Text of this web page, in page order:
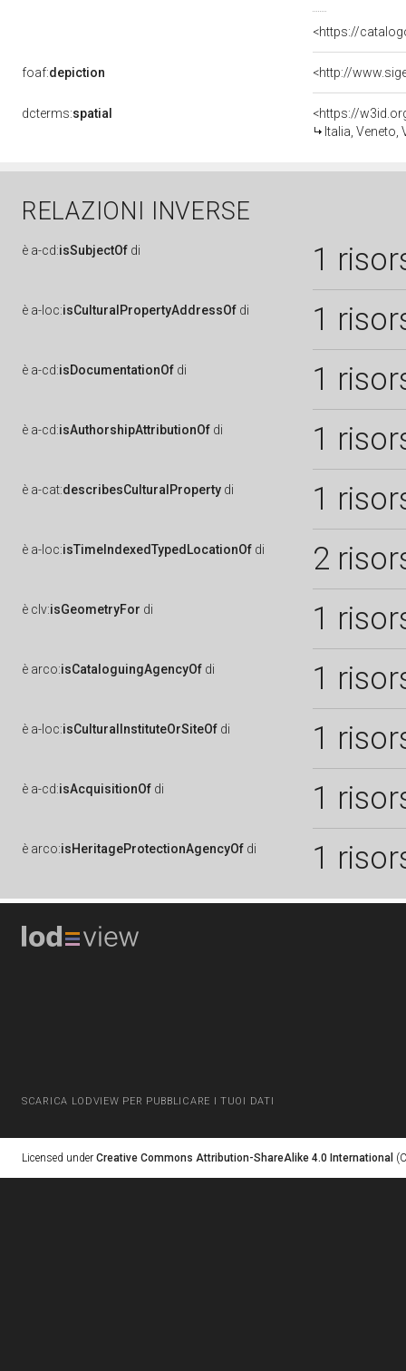
<https://
foaf:depiction
dcterms:spatial
<https://
Italia, Veneto,
RELAZIONI INVERSE
è a-cd:isSubjectOf di 1
è a-loc:isCulturalPropertyAddressOf di 1
è a-cd:isDocumentationOf di 1
è a-cd:isAuthorshipAttributionOf di 1
è a-cat:describesCulturalProperty di 1
è a-loc:isTimeIndexedTypedLocationOf di 2
è clv:isGeometryFor di 1
è arco:isCataloguingAgencyOf di 1
è a-loc:isCulturalInstituteOrSiteOf di 1
è a-cd:isAcquisitionOf di 1
è arco:isHeritageProtectionAgencyOf di 1
SCARICA LODVIEW PER PUBBLICARE I TUOI DATI
Licensed under Creative Commons Attribution-ShareAlike 4.0 International